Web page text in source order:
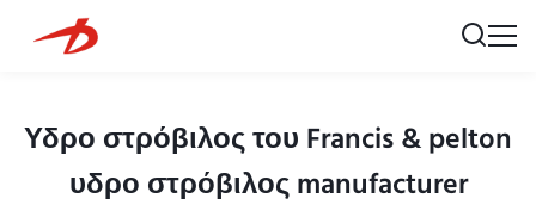
Υδρο στρόβιλος του Francis & pelton
υδρο στρόβιλος manufacturer